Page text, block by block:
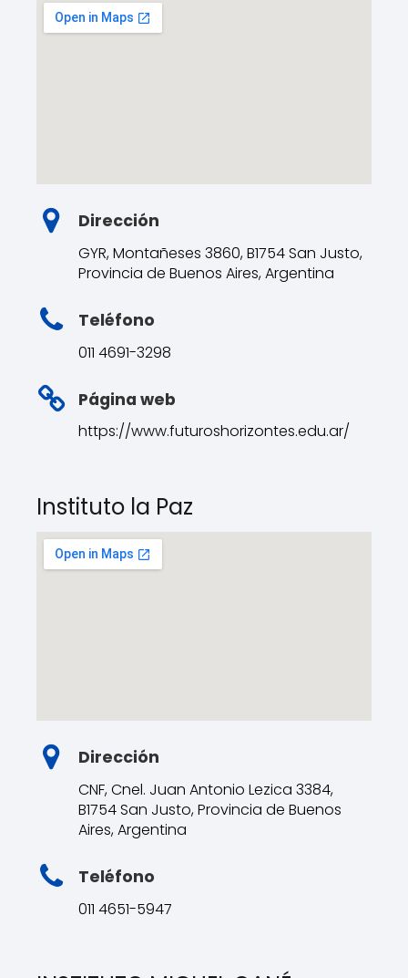
Dirección
GYR, Montañeses 3860, B1754 San Justo,
Provincia de Buenos Aires, Argentina
Teléfono
011 4691-3298
Página web
https://www.futuroshorizontes.edu.ar/
Instituto la Paz
Dirección
CNF, Cnel. Juan Antonio Lezica 3384,
B1754 San Justo, Provincia de Buenos
Aires, Argentina
Teléfono
011 4651-5947